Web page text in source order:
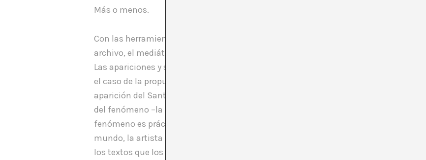
Más o menos.
Con las herramientas clásicas de un estudio de etnografía visual, la artista analiza
archivo, el mediático fenómeno de las niñas videntes que se dio en los años 60 en
Las apariciones y sus mensajeros es un tema especialmente curioso de analizar,
el caso de la propuesta de la Miró, en otros casos de investigaciones de la misma
aparición del Santo o Virgen en cuestión, sino los cuerpos extáticos de las
del fenómeno –la aparición- sino el medio por el que el fenómeno se trasmite y
fenómeno es prácticamente irrepresentable. De la gran cantidad de fotografías
mundo, la artista hace un análisis de los cuerpos y los lenguajes que representan
los textos que los acompañaban, los pies de foto, los relatos…